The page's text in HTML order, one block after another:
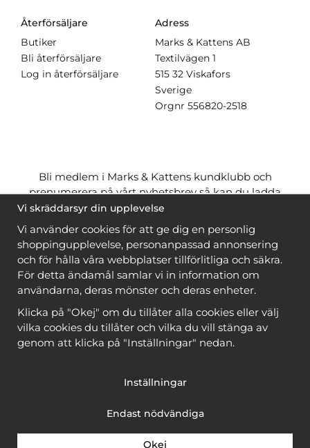
Återförsäljare
Butiker
Bli återförsäljare
Log in återförsäljare
Adress
Marks & Kattens AB
Textilvägen 1
515 32 Viskafors
Sverige
Orgnr 556820-2518
Bli medlem i Marks & Kattens kundklubb och
prenumerera på vårt nyhetsbrev så kan du ladda
ner många mönstergratisoch få många
när du handlar garn till mönstret. Du ser vilka som
är
gratis när du är inloggad
Bli medlem
Copyright © 2026, Marks & Kattens AB
Vi skräddarsyr din upplevelse
Vi använder cookies för att ge dig en personlig
shoppingupplevelse, personanpassad annonsering
och för hålla våra webbplatser tillförlitliga och säkra.
För detta ändamål samlar vi in information om
användarna, deras mönster och deras enheter.
Klicka på "Okej" om du tillåter alla cookies eller välj
vilka cookies du tillåter och vilka du vill stänga av
genom att klicka på "Inställningar" nedan.
Inställningar
Endast nödvändiga
Okej